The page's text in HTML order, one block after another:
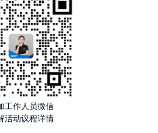
工作人员微信
活动议程详情